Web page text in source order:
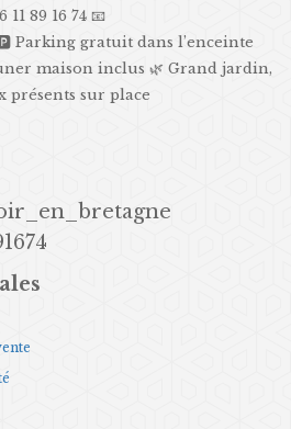
89 16 74 📧
Parking gratuit dans l’enceinte
maison inclus 🌿 Grand jardin,
présents sur place